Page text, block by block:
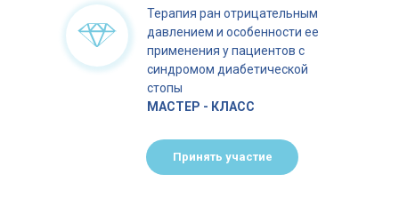
Терапия ран отрицательным
давлением и особенности ее
применения у пациентов с
синдромом диабетической
стопы
МАСТЕР - КЛАСС
Принять участие